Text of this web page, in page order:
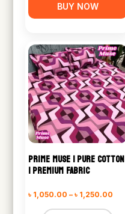
BUY NOW
PRIME MUSE | PURE COTTON
| PREMIUM FABRIC
৳ 1,050.00 – ৳ 1,250.00